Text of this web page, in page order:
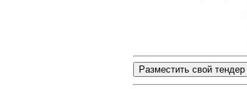
Разместить свой тендер